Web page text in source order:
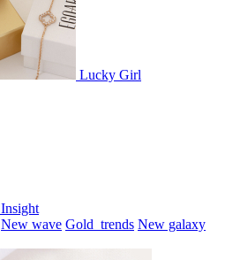
Lucky Girl
Insight
New wave Gold_trends New galaxy